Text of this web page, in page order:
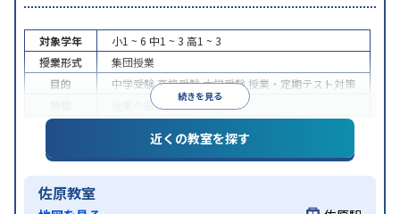
続きを見る
対象学年 小1 ~ 6 中1 ~ 3 高1 ~ 3
授業形式
集団授業
目的
中学受験高校受験大学受験 授業・定期テスト対策
授業の振替可能
近くの教室を探す
佐原教室